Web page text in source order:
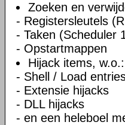
Zoeken en
- Registersleutels
- Taken (Scheduler
- Opstartmappen
Hijack items, w.o.:
- Shell / Load
- Extensie hijacks
- DLL hijacks
- en een heleboel